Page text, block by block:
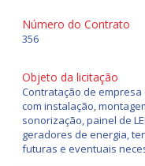
Número do Contrato
356
Objeto da licitação
Contratação de
com instalação,
sonorização, painel de
geradores de energia,
futuras e eventuais